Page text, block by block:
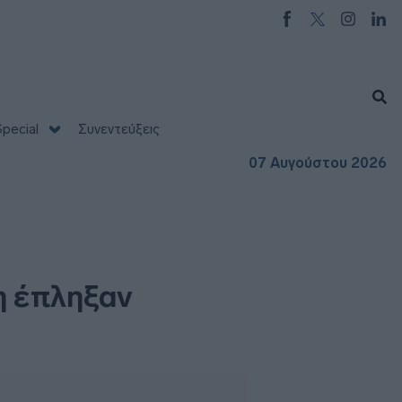
Συνεντεύξεις
07 Αυγούστου 2026
έπληξαν